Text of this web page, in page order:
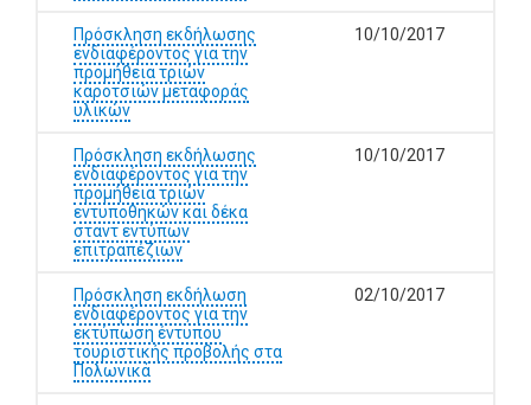
Πρόσκληση εκδήλωσης
ενδιαφέροντος για την
προμήθεια τριών
καροτσιών μεταφοράς
υλικών
10/10/2017
Πρόσκληση εκδήλωσης
ενδιαφέροντος για την
προμήθεια τριών
εντυποθηκών και δέκα
σταντ εντύπων
επιτραπέζιων
10/10/2017
Πρόσκληση εκδήλωση
ενδιαφέροντος για την
εκτύπωση έντυπου
τουριστικής προβολής στα
Πολωνικά
02/10/2017